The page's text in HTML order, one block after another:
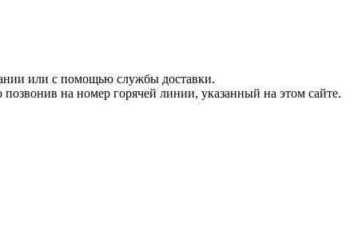
или с помощью службы доставки.
на номер горячей линии, указанный на этом сайте.